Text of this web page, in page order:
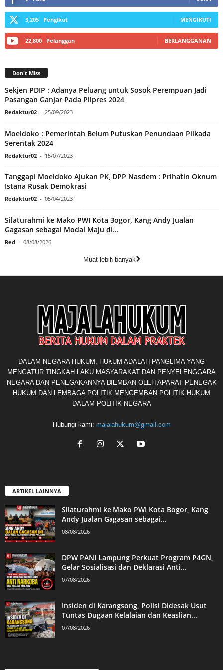
3,205 Pengikut MENGIKUTI
22,800 Pelanggan BERLANGGANAN
Don't Miss
Sekjen PDIP : Adanya Peluang untuk Sosok Perempuan Jadi
Pasangan Ganjar Pada Pilpres 2024
Redaktur02 - 25/09/2023
Moeldoko : Pemerintah Belum Putuskan Penundaan Pilkada
Serentak 2024
Redaktur02 - 15/07/2023
Tanggapi Moeldoko Ajukan PK, DPP Nasdem : Prihatin Oknum
Istana Rusak Demokrasi
Redaktur02 - 05/04/2023
Silaturahmi ke Mako PWI Kota Bogor, Kang Andy Jualan
Gagasan sebagai Modal Maju di...
Red - 08/08/2026
Muat lebih banyak
DALAM NEGARA HUKUM, HUKUM ADALAH PANGLIMA YANG
MENGATUR TINGKAH LAKU MASYARAKAT DAN PENYELENGGARA
NEGARA DAN PENEGAKANNYA DIEMBAN OLEH APARAT PENEGAK
HUKUM DAN LEMBAGA POLITIK MENGEMBAN POLITIK HUKUM
DALAM POLITIK NEGARA
Hubungi kami: majalahukum@gmail.com
ARTIKEL LAINNYA
Silaturahmi ke Mako PWI Kota Bogor, Kang
Andy Jualan Gagasan sebagai...
08/08/2026
DPW PANI Lampung Perkuat Program P4GN,
Gelar Sosialisasi dan Deklarasi Anti...
07/08/2026
Insiden di Karangsong, Polisi Didesak Usut
Tuntas Dugaan Kelalaian dan Keaslian...
07/08/2026